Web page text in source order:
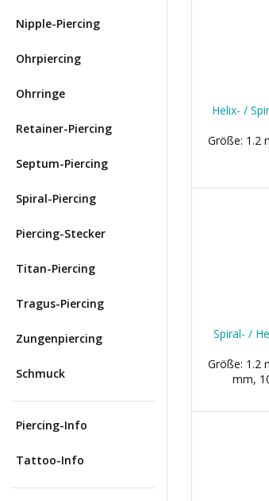
Nipple-Piercing
Ohrpiercing
Ohrringe
Retainer-Piercing
Septum-Piercing
Spiral-Piercing
Piercing-Stecker
Titan-Piercing
Tragus-Piercing
Zungenpiercing
Schmuck
Piercing-Info
Tattoo-Info
Helix- /
Größe: 1.2
Spiral- /
Größe: 1.2
mm,